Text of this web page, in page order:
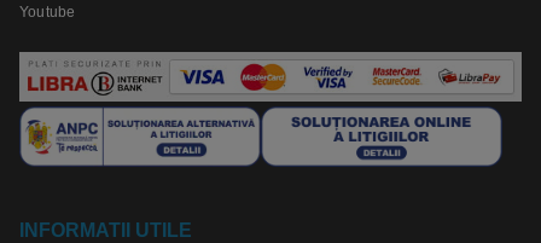
Youtube
INFORMATII UTILE